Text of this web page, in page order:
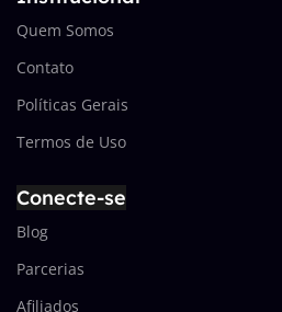
Quem Somos
Contato
Políticas Gerais
Termos de Uso
Conecte-se
Blog
Parcerias
Afiliados